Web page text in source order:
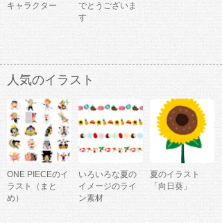
キャラクター
でとうございま
す
人気のイラスト
ONE PIECEのイ
ラスト（まと
め）
いろいろな夏の
イメージのライ
ン素材
夏のイラスト
「向日葵」